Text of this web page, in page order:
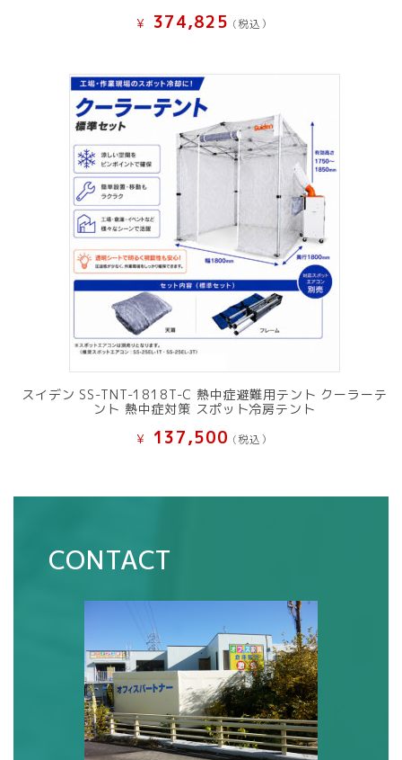
¥ 374,825 (税込）
スイデン SS-TNT-1818T-C 熱中症避難用テント クーラーテ
ント 熱中症対策 スポット冷房テント
¥ 137,500 (税込）
CONTACT